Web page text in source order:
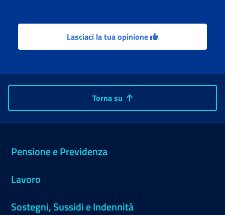
Lasciaci la tua opinione
Torna su
Pensione e Previdenza
Lavoro
Sostegni, Sussidi e Indennità